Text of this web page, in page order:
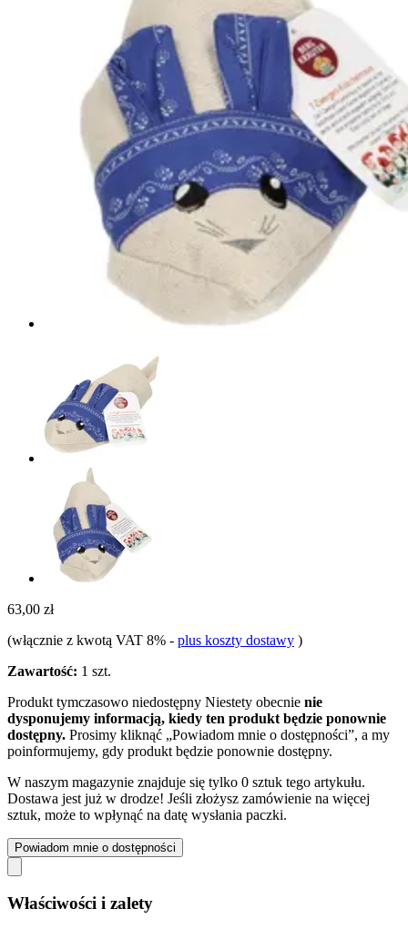
63,00 zł
(włącznie z kwotą VAT 8% - plus koszty dostawy )
Zawartość: 1 szt.
Produkt tymczasowo niedostępny Niestety obecnie nie
dysponujemy informacją, kiedy ten produkt będzie ponownie
dostępny. Prosimy kliknąć „Powiadom mnie o dostępności”, a my
poinformujemy, gdy produkt będzie ponownie dostępny.
W naszym magazynie znajduje się tylko 0 sztuk tego artykułu.
Dostawa jest już w drodze! Jeśli złożysz zamówienie na więcej
sztuk, może to wpłynąć na datę wysłania paczki.
Powiadom mnie o dostępności
Właściwości i zalety